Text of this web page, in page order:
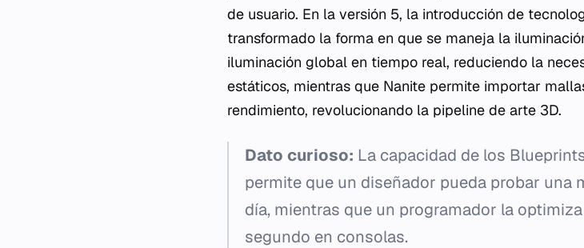
de usuario. En la versión 5, la introducción de
transformado la forma en que se maneja la
iluminación global en tiempo real, reduciendo la
estáticos, mientras que Nanite permite importar
rendimiento, revolucionando la pipeline de arte 3D.
Dato curioso: La capacidad de los
permite que un diseñador pueda probar una
día, mientras que un programador la
segundo en consolas.